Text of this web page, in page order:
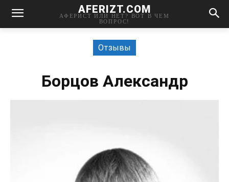
AFERIZT.COM
АФЕРИСТ ИЛИ НЕТ? ВОТ В ЧЕМ
ВОПРОС!
Отзывы
Борцов Александр